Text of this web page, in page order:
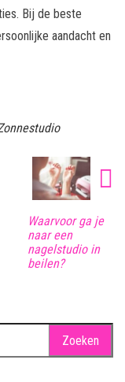
Bij de beste
aandacht en
Waarvoor ga je
naar een
nagelstudio in
beilen?